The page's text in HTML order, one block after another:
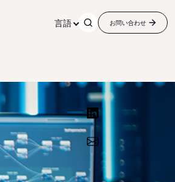
言語 お問い合わせ
リンクトインで共有す
Share via Email